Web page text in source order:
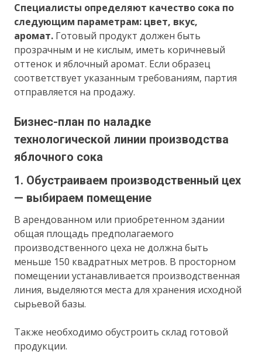
Специалисты определяют качество сока по
следующим параметрам: цвет, вкус,
аромат. Готовый продукт должен быть
прозрачным и не кислым, иметь коричневый
оттенок и яблочный аромат. Если образец
соответствует указанным требованиям, партия
отправляется на продажу.
Бизнес-план по наладке
технологической линии производства
яблочного сока
1. Обустраиваем производственный цех
— выбираем помещение
В арендованном или приобретенном здании
общая площадь предполагаемого
производственного цеха не должна быть
меньше 150 квадратных метров. В просторном
помещении устанавливается производственная
линия, выделяются места для хранения исходной
сырьевой базы.
Также необходимо обустроить склад готовой
продукции.